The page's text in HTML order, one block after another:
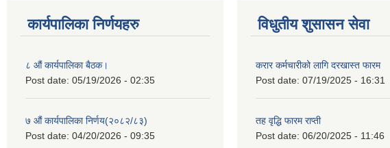
कार्यपालिका निर्णयहरु
८ औं कार्यपालिका बैठक।
Post date: 05/19/2026 - 02:35
७ औं कार्यपालिका निर्णय(२०८२/८३)
Post date: 04/20/2026 - 09:35
विधुतीय शुसासन सेवा
करार कर्मचारीको लागि दरखास्त फारम
Post date: 07/19/2025 - 16:31
तह वृद्धि फारम राप्ती
Post date: 06/20/2025 - 11:46